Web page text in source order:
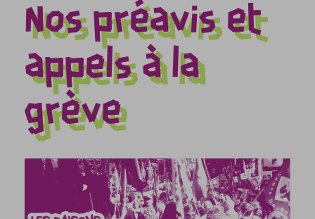
Nos préavis et
appels à la
grève